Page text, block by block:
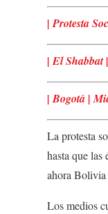
| Protesta
|El Shabbat|
| Bogotá|
La protesta
hasta que
ahora Bolivia
Los medios